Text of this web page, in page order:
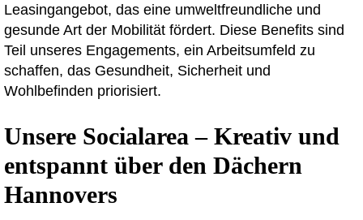
Leasingangebot, das eine umweltfreundliche und
gesunde Art der Mobilität fördert. Diese Benefits sind
Teil unseres Engagements, ein Arbeitsumfeld zu
schaffen, das Gesundheit, Sicherheit und
Wohlbefinden priorisiert.
Unsere Socialarea – Kreativ und
entspannt über den Dächern
Hannovers